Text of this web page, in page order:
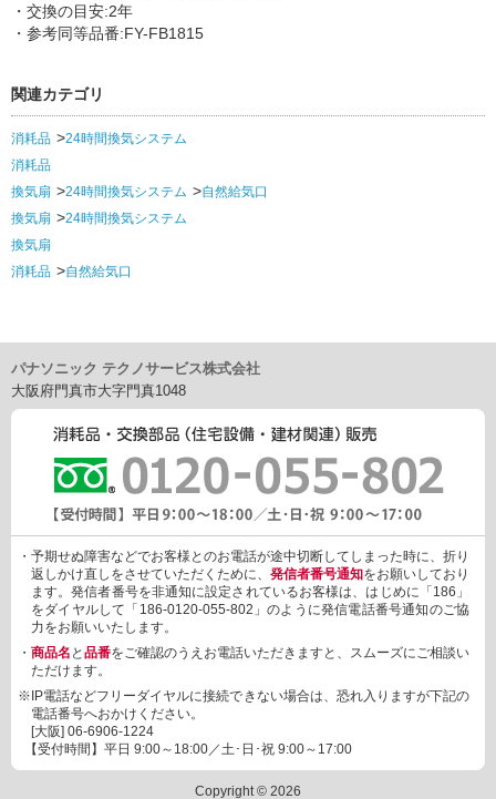
・交換の目安:2年
・参考同等品番:FY-FB1815
関連カテゴリ
消耗品
24時間換気システム
消耗品
換気扇
24時間換気システム
自然給気口
換気扇
24時間換気システム
換気扇
消耗品
自然給気口
パナソニック テクノサービス株式会社
大阪府門真市大字門真1048
・予期せぬ障害などでお客様とのお電話が途中切断してしまった時に、折り
返しかけ直しをさせていただくために、 発信者番号通知をお願いしており
ます。発信者番号を非通知に設定されているお客様は、はじめに「186」
をダイヤルして「186-0120-055-802」のように発信電話番号通知のご協
力をお願いいたします。
・ 商品名 と 品番をご確認のうえお電話いただきますと、スムーズにご相談い
ただけます。
※IP電話などフリーダイヤルに接続できない場合は、恐れ入りますが下記の
電話番号へおかけください。
[大阪] 06-6906-1224
【受付時間】平日 9:00～18:00／土･日･祝 9:00～17:00
Copyright © 2026